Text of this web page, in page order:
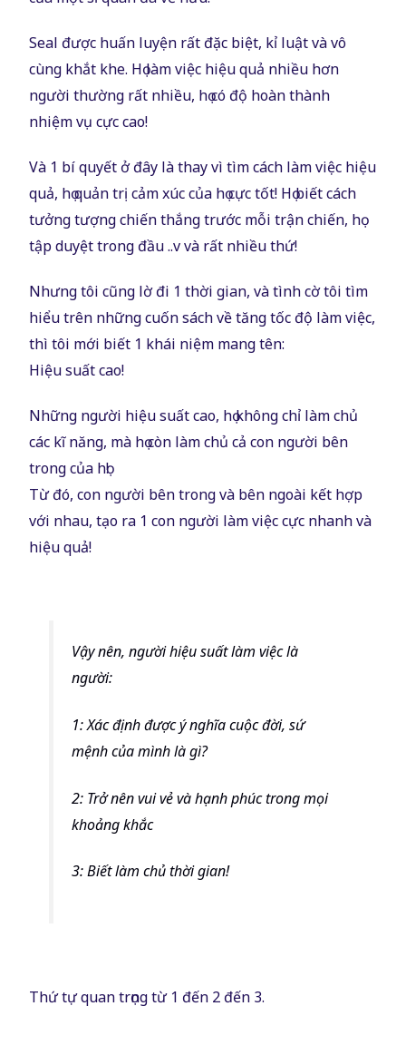
Seal được huấn luyện rất đặc biệt, kỉ luật và vô
cùng khắt khe. Họ làm việc hiệu quả nhiều hơn
người thường rất nhiều, họ có độ hoàn thành
nhiệm vụ cực cao!
Và 1 bí quyết ở đây là thay vì tìm cách làm việc hiệu
quả, họ quản trị cảm xúc của họ cực tốt! Họ biết cách
tưởng tượng chiến thắng trước mỗi trận chiến, họ
tập duyệt trong đầu ..v và rất nhiều thứ!
Nhưng tôi cũng lờ đi 1 thời gian, và tình cờ tôi tìm
hiểu trên những cuốn sách về tăng tốc độ làm việc,
thì tôi mới biết 1 khái niệm mang tên:
Hiệu suất cao!
Những người hiệu suất cao, họ không chỉ làm chủ
các kĩ năng, mà họ còn làm chủ cả con người bên
trong của họ!
Từ đó, con người bên trong và bên ngoài kết hợp
với nhau, tạo ra 1 con người làm việc cực nhanh và
hiệu quả!
Vậy nên, người hiệu suất làm việc là
người:
1: Xác định được ý nghĩa cuộc đời, sứ
mệnh của mình là gì?
2: Trở nên vui vẻ và hạnh phúc trong mọi
khoảng khắc
3: Biết làm chủ thời gian!
Thứ tự quan trọng từ 1 đến 2 đến 3.